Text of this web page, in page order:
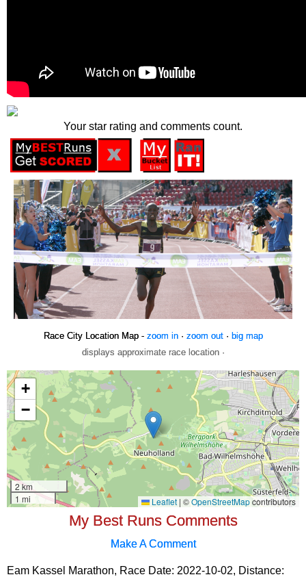
Your star rating and comments count.
Race City Location Map - zoom in· zoom out· big map
displays approximate race location ·
My Best Runs Comments
Make A Comment
Eam Kassel Marathon, Race Date: 2022-10-02, Distance: